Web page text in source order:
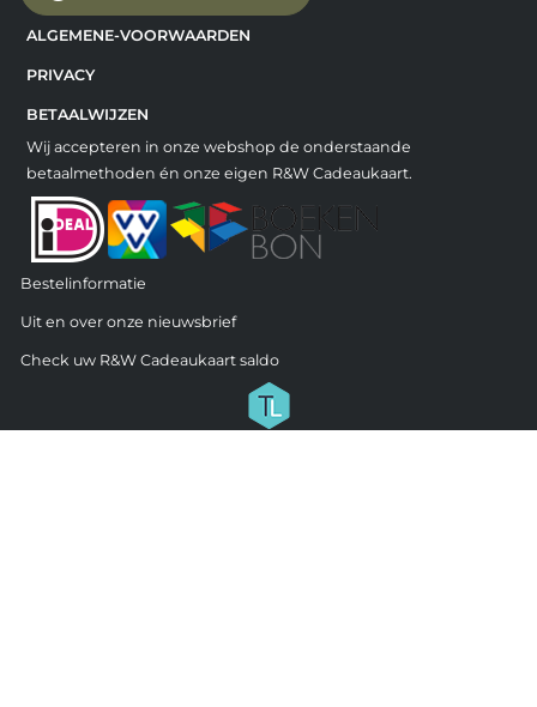
ALGEMENE-VOORWAARDEN
PRIVACY
BETAALWIJZEN
Wij accepteren in onze webshop de onderstaande
betaalmethoden én onze eigen R&W Cadeaukaart.
Bestelinformatie
Uit en over onze nieuwsbrief
Check uw R&W Cadeaukaart saldo